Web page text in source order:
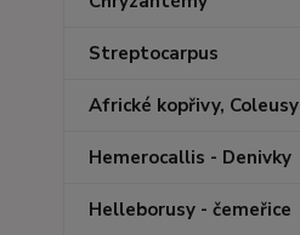
Streptocarpus
Africké kopřivy, Coleusy
Hemerocallis - Denivky
Helleborusy - čemeřice